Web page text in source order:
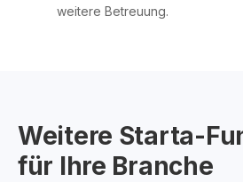
weitere Betreuung.
Weitere Starta-
für Ihre Branche